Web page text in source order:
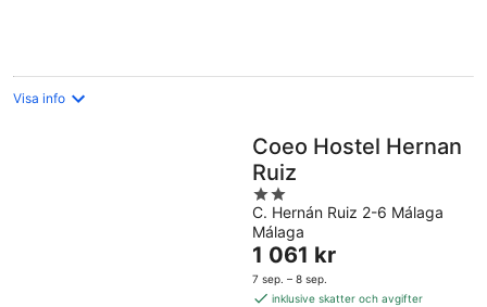
Visa info
Coeo Hostel Hernan
Ruiz
2
out
of
5
C. Hernán Ruiz 2-6 Málaga
Málaga
Priset
är
1 061 kr
1 061 kr
7 sep. – 8 sep.
inklusive skatter och avgifter